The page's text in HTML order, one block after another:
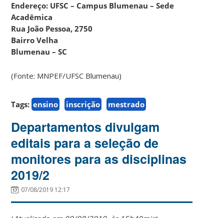
Endereço: UFSC – Campus Blumenau – Sede
Acadêmica
Rua João Pessoa, 2750
Bairro Velha
Blumenau – SC
(Fonte: MNPEF/UFSC Blumenau)
Tags: ensino inscrição mestrado
Departamentos divulgam
editais para a seleção de
monitores para as disciplinas
2019/2
07/08/2019 12:17